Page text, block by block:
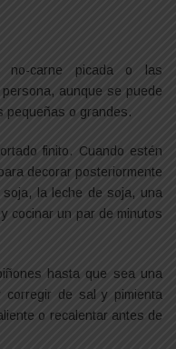
carne picada o las
aunque se puede
pequeñas o grandes.
finito. Cuando estén
decorar posteriormente
la leche de soja, una
cocinar un par de minutos
hasta que sea una
corregir de sal y pimienta
o recalentar antes de